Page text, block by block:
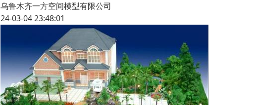
乌鲁木齐一方空间模型有限公司
24-03-04 23:48:01